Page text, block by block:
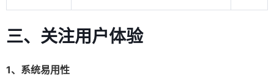
三、关注用户体验
1、系统易用性